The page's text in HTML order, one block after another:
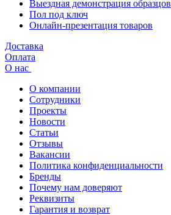
Выездная демонстрация образцов
Пол под ключ
Онлайн-презентация товаров
Доставка
Оплата
О нас
О компании
Сотрудники
Проекты
Новости
Статьи
Отзывы
Вакансии
Политика конфиденциальности
Бренды
Почему нам доверяют
Реквизиты
Гарантия и возврат